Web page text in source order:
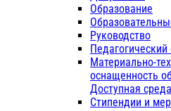
Образование
Руководство
Педагогический
Материально-
оснащенность
Доступная среда
Стипендии и